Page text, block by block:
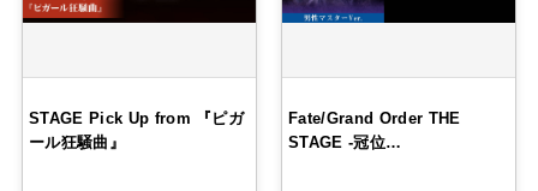
STAGE Pick Up from 『ピガ
ール狂騒曲』
Fate/Grand Order THE
STAGE -冠位…